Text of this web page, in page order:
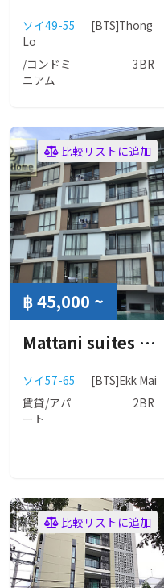
ソイ49-55
[BTS]Thong
Lo
/コンドミ
ニアム
3BR
比較リストに追加
฿ 45,000 ~
Mattani suites (マッタニ スイーツ)
ソイ57-65
[BTS]Ekk Mai
賃貸/アパ
ート
2BR
比較リストに追加